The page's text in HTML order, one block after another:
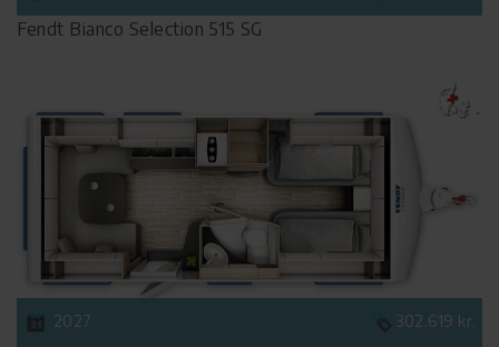
Fendt Bianco Selection 515 SG
2027 302.619 kr.